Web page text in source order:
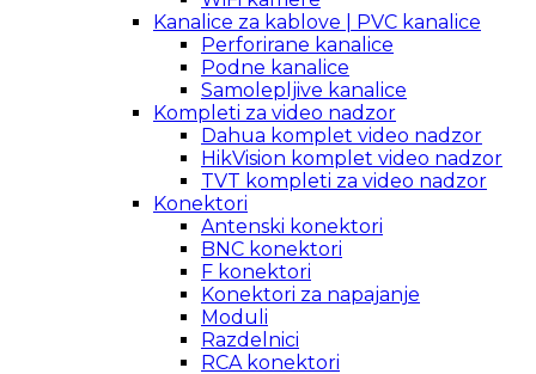
Kanalice za kablove | PVC kanalice
Perforirane kanalice
Podne kanalice
Samolepljive kanalice
Kompleti za video nadzor
Dahua komplet video nadzor
HikVision komplet video nadzor
TVT kompleti za video nadzor
Konektori
Antenski konektori
BNC konektori
F konektori
Konektori za napajanje
Moduli
Razdelnici
RCA konektori